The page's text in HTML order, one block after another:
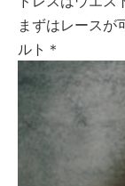
まずはレースが
ルト＊